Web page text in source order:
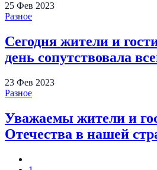
25 Фев 2023
Разное
Сегодня жители и
день сопутствовала
23 Фев 2023
Разное
Уважаемы жители и
Отечества в нашей